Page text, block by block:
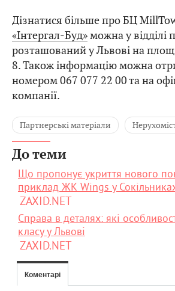
Дізнатися більше про БЦ
«Інтергал-Буд»можна у відділі
розташований у Львові на
8. Також інформацію можна
номером 067 077 22 00 та на
компанії.
Партнерські матеріали
До теми
Що пропонує укриття нового
приклад ЖК Wings у
ZAXID.NET
Справа в деталях: які
класу у Львові
ZAXID.NET